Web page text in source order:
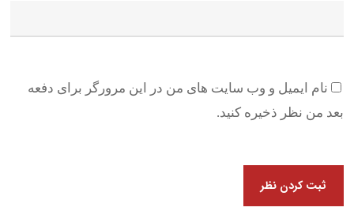
نام ایمیل و وب سایت های من در این مرورگر برای دفعه
بعد من نظر ذخیره کنید.